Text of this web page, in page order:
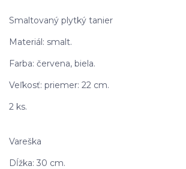
Smaltovaný plytký tanier
Materiál: smalt.
Farba: červena, biela.
Veľkosť: priemer: 22 cm.
2 ks.
Vareška
Dĺžka: 30 cm.